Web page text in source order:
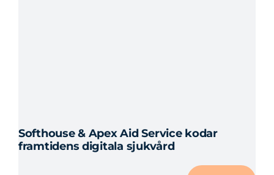
Softhouse & Apex Aid Service kodar
framtidens digitala sjukvård